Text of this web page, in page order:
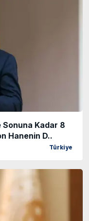
Sonuna Kadar 8
Hanenin D..
Türkiye